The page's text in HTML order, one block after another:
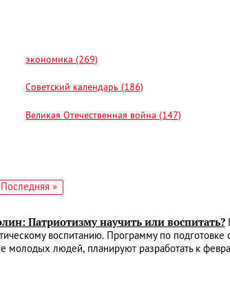
экономика (269)
Советский календарь (186)
Великая Отечественная война (147)
Последняя
Последняя »
Патриотизму научить или воспитать?
воспитанию. Программу по подготовке
молодых людей, планируют разработать к